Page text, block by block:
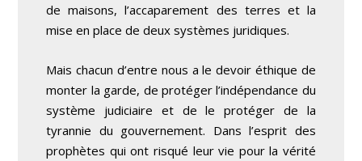
de maisons, l’accaparement des terres et la
mise en place de deux systèmes juridiques.
Mais chacun d’entre nous a le devoir éthique de
monter la garde, de protéger l’indépendance du
système judiciaire et de le protéger de la
tyrannie du gouvernement. Dans l’esprit des
prophètes qui ont risqué leur vie pour la vérité